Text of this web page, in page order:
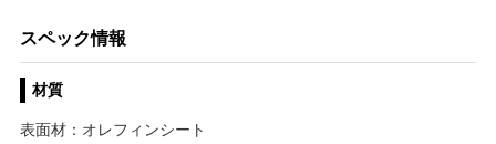
スペック情報
材質
表面材：オレフィンシート